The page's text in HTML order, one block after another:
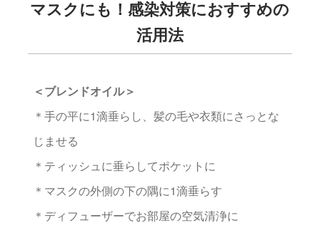
マスクにも！感染対策におすすめの
活用法
＜ブレンドオイル＞
＊手の平に1滴垂らし、髪の毛や衣類にさっとな
じませる
＊ティッシュに垂らしてポケットに
＊マスクの外側の下の隅に1滴垂らす
＊ディフューザーでお部屋の空気清浄に